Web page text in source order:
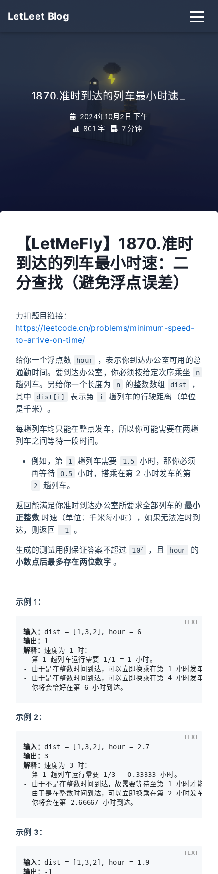
LetLeet Blog
1870.准时到达的列车最小时速
2024年10月2日 下午
801 字
7 分钟
【LetMeFly】1870.准时
到达的列车最小时速：二
分查找（避免浮点误差）
力扣题目链接：
https://leetcode.cn/problems/minimum-speed-
to-arrive-on-time/
给你一个浮点数 hour
，表示你到达办公室可用的总
通勤时间。要到达办公室，你必须按给定次序乘坐
n
趟列车。另给你一个长度为 n 的整数数组 dist
，
其中
dist[i] 表示第 i
趟列车的行驶距离（单位
是千米）。
每趟列车均只能在整点发车，所以你可能需要在两趟
列车之间等待一段时间。
例如，第 1 趟列车需要 1.5
小时，那你必须
再等待
0.5 小时，搭乘在第 2 小时发车的第
2 趟列车。
返回能满足你准时到达办公室所要求全部列车的 最小
正整数 时速（单位：千米每小时），如果无法准时到
达，则返回
-1 。
生成的测试用例保证答案不超过 107 ，且 hour
的
小数点后最多存在两位数字。
示例 1：
输入：
输出：
解释： 速度为 1 时：
- 第 1 趟列车运行需要 1/1 = 1 小时。
- 由于是在整数时间到达，可以立即换乘在第 1 小时发车
- 由于是在整数时间到达，可以立即换乘在第 4 小时发车
TEXT
示例 2：
输入：
输出：
解释： 速度为 3 时：
- 第 1 趟列车运行需要 1/3 = 0.33333 小时。
- 由于不是在整数时间到达，故需要等待至第 1 小时才能
- 由于是在整数时间到达，可以立即换乘在第 2 小时发车
- 你将会在第 2.66667 小时到达。
TEXT
示例 3：
输入：
输出：
TEXT